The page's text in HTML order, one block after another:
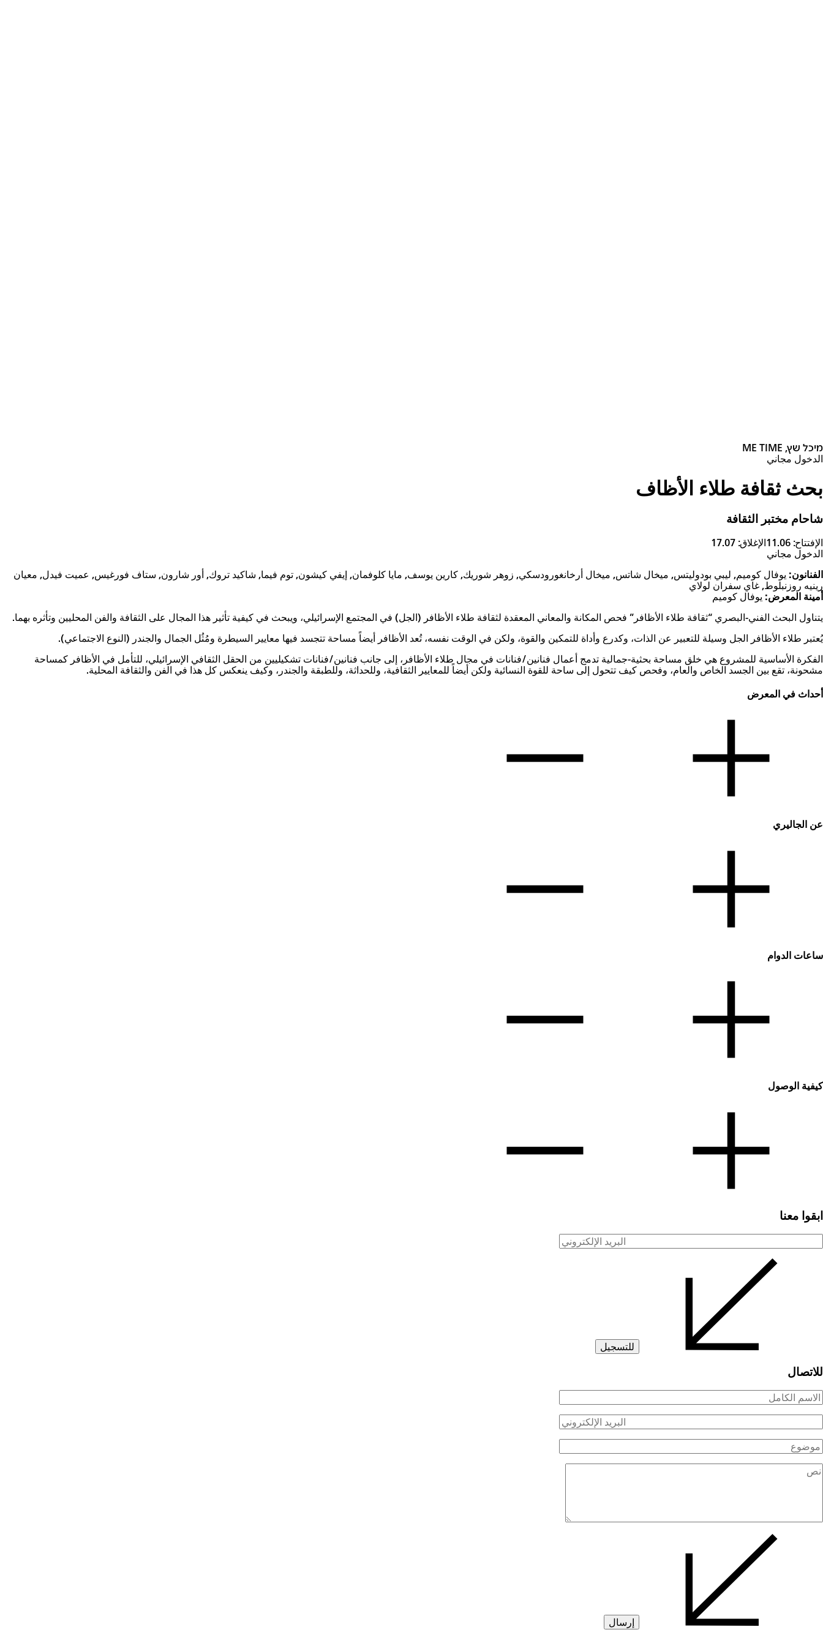
מיכל שץ, ME TIME
الدخول مجاني
بحث ثقافة طلاء الأظاف
شاحام مختبر الثقافة
الإفتتاح: 11.06 الإغلاق: 17.07
الدخول مجاني
الفنانون:يوفال كوميم, ليبي بودوليتس, ميخال شاتس, ميخال أرخانغورودسكي, زوهر شوريك, كارين يوسف, مايا كلوفمان, إيفي كيشون, توم فيما, شاكيد تروك, أور شارون, ستاف فورغيس, عميت فيدل, معيان
رينيه روزنبلوط, غاي سفران لولاي
أمينة المعرض:يوفال كوميم
يتناول البحث الفني-البصري “ثقافة طلاء الأظافر” فحص المكانة والمعاني المعقدة لثقافة طلاء الأظافر (الجل) في المجتمع الإسرائيلي، ويبحث في كيفية تأثير هذا المجال على الثقافة والفن المحليين وتأثره بهما.
يُعتبر طلاء الأظافر الجل وسيلة للتعبير عن الذات، وكدرع وأداة للتمكين والقوة، ولكن في الوقت نفسه، تُعد الأظافر أيضاً مساحة تتجسد فيها معايير السيطرة ومُثُل الجمال والجندر (النوع الاجتماعي).
الفكرة الأساسية للمشروع هي خلق مساحة بحثية-جمالية تدمج أعمال فنانين/فنانات في مجال طلاء الأظافر، إلى جانب فنانين/فنانات تشكيليين من الحقل الثقافي الإسرائيلي، للتأمل في الأظافر كمساحة
مشحونة، تقع بين الجسد الخاص والعام، وفحص كيف تتحول إلى ساحة للقوة النسائية ولكن أيضاً للمعايير الثقافية، وللحداثة، وللطبقة والجندر، وكيف ينعكس كل هذا في الفن والثقافة المحلية.
أحداث في المعرض
عن الجاليري
ساعات الدوام
كيفية الوصول
ابقوا معنا
البريد
الإلكتروني
للاتصال
الاسم
الكامل
البريد
الإلكتروني
موضوع
نص